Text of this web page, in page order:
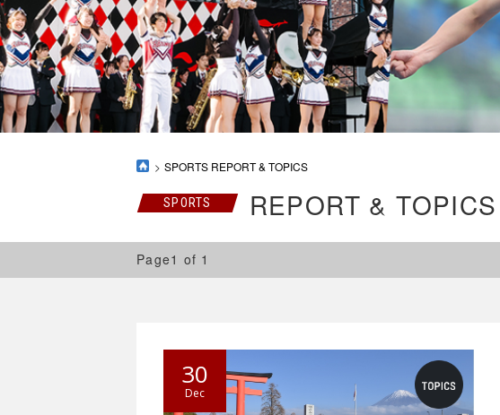
SPORTS REPORT & TOPICS
SPORTS REPORT & TOPICS
Page1 of 1
30
Dec